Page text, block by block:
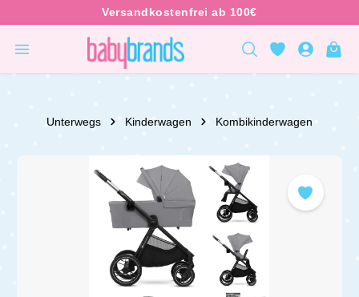
Unterwegs Kinderwagen Kombikinderwagen